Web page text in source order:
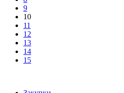
9
10
11
12
13
14
15